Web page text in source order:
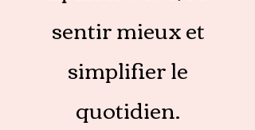
sentir mieux et
simplifier le
quotidien.